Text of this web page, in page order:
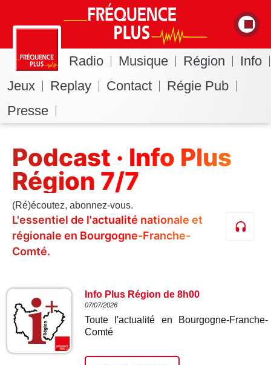
Radio Musique Région
Info
Jeux
Replay Contact
Régie Pub
Presse
Podcast · Info Plus
Région 7/7
(Ré)écoutez, abonnez-vous.
L'essentiel de l'actualité nationale et
régionale en Bourgogne-Franche-
Comté.
Info Plus Région de 8h00
07/07/2026
Toute l'actualité en Bourgogne-Franche-
Comté